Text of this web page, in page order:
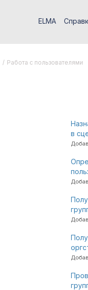
ELMA
/ Работа с пользователями
в